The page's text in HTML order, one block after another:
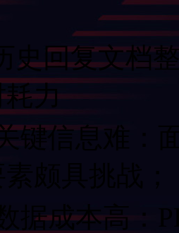
回复文档整
耗力
信息难：
颇具挑战；
据成本高